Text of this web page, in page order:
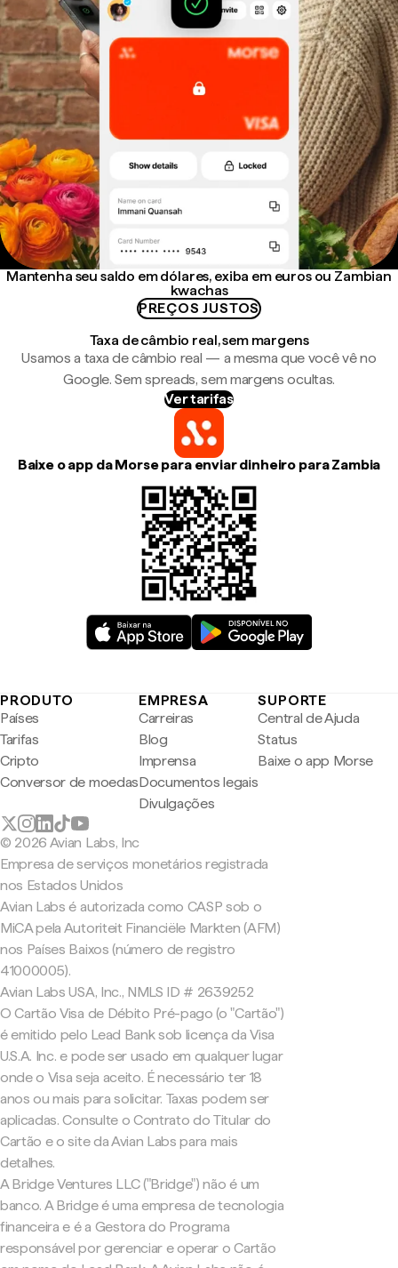
Mantenha seu saldo em dólares, exiba em euros ou Zambian
kwachas
PREÇOS JUSTOS
Taxa de câmbio real, sem margens
Usamos a taxa de câmbio real — a mesma que você vê no
Google. Sem spreads, sem margens ocultas.
Ver tarifas
Baixe o app da Morse para enviar dinheiro para Zambia
PRODUTO
Países
Tarifas
Cripto
Conversor de moedas
EMPRESA
Carreiras
Blog
Imprensa
Documentos legais
Divulgações
SUPORTE
Central de Ajuda
Status
Baixe o app Morse
© 2026 Avian Labs, Inc
Empresa de serviços monetários registrada
nos Estados Unidos
Avian Labs é autorizada como CASP sob o
MiCA pela Autoriteit Financiële Markten (AFM)
nos Países Baixos (número de registro
41000005).
Avian Labs USA, Inc., NMLS ID # 2639252
O Cartão Visa de Débito Pré-pago (o "Cartão")
é emitido pelo Lead Bank sob licença da Visa
U.S.A. Inc. e pode ser usado em qualquer lugar
onde o Visa seja aceito. É necessário ter 18
anos ou mais para solicitar. Taxas podem ser
aplicadas. Consulte o Contrato do Titular do
Cartão e o site da Avian Labs para mais
detalhes.
A Bridge Ventures LLC ("Bridge") não é um
banco. A Bridge é uma empresa de tecnologia
financeira e é a Gestora do Programa
responsável por gerenciar e operar o Cartão